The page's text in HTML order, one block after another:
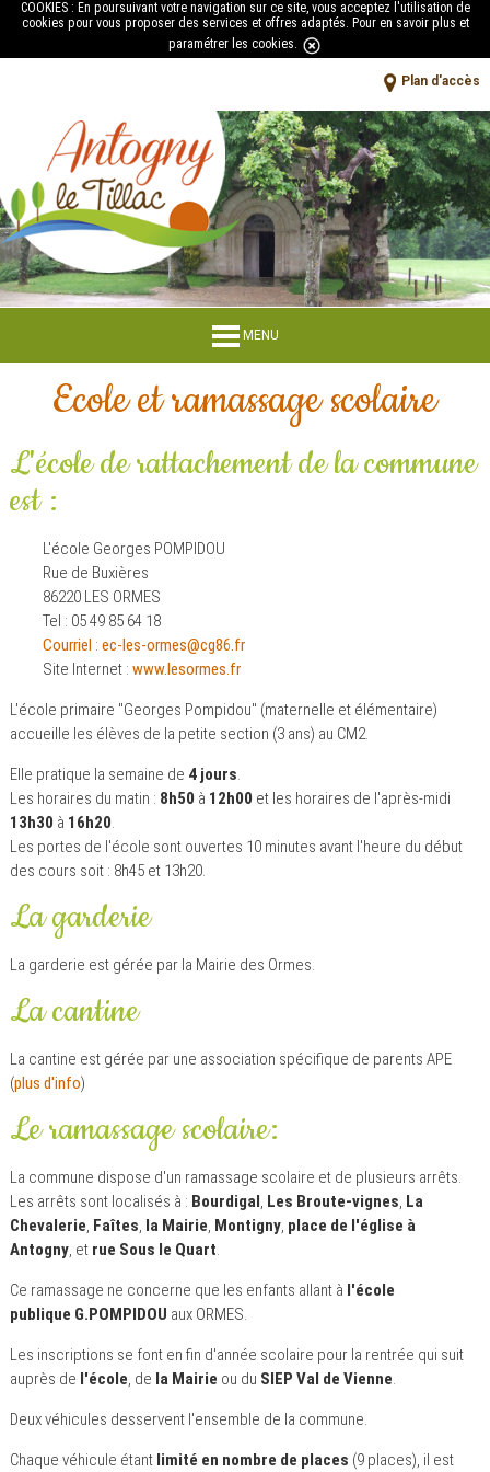
COOKIES : En poursuivant votre navigation sur ce site, vous acceptez l'utilisation de
cookies pour vous proposer des services et offres adaptés. Pour en savoir plus et
paramétrer les cookies
Plan d'accès
MENU
Ecole et ramassage scolaire
L'école de rattachement de la commune
est :
L'école Georges POMPIDOU
Rue de Buxières
86220 LES ORMES
Tel : 05 49 85 64 18
Courriel : ec-les-ormes@cg86.fr
Site Internet : www.lesormes.fr
L'école primaire "Georges Pompidou" (maternelle et élémentaire)
accueille les élèves de la petite section (3 ans) au CM2.
Elle pratique la semaine de 4 jours.
Les horaires du matin : 8h50 à 12h00 et les horaires de l'après-midi
13h30 à 16h20.
Les portes de l'école sont ouvertes 10 minutes avant l'heure du début
des cours soit : 8h45 et 13h20.
La garderie
La garderie est gérée par la Mairie des Ormes.
La cantine
La cantine est gérée par une association spécifique de parents APE
(plus d'info)
Le ramassage scolaire:
La commune dispose d'un ramassage scolaire et de plusieurs arrêts.
Les arrêts sont localisés à : Bourdigal, Les Broute-vignes, La
Chevalerie, Faîtes, la Mairie, Montigny, place de l'église à
Antogny, et rue Sous le Quart.
Ce ramassage ne concerne que les enfants allant à l'école
publique G.POMPIDOU aux ORMES.
Les inscriptions se font en fin d'année scolaire pour la rentrée qui suit
auprès de l'école, de la Mairie ou du SIEP Val de Vienne.
Deux véhicules desservent l'ensemble de la commune.
Chaque véhicule étant limité en nombre de places (9 places), il est